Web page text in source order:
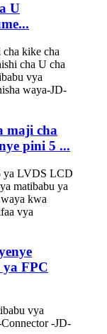
U
maji cha
pini 5 ...
ya FPC